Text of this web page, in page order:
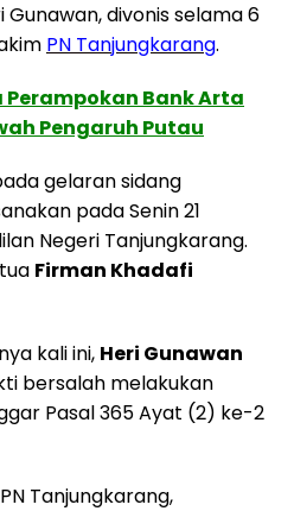
divonis selama 6
PN Tanjungkarang.
Perampokan Bank Arta
Pengaruh Putau
gelaran sidang
pada Senin 21
Negeri Tanjungkarang.
Firman Khadafi
kali ini, Heri Gunawan
bersalah melakukan
Pasal 365 Ayat (2) ke-2
Tanjungkarang,